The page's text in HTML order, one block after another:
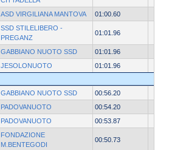
ASD VIRGILIANA MANTOVA 01:00.60
SSD STILELIBERO -
PREGANZ
01:01.96
GABBIANO NUOTO SSD
01:01.96
JESOLONUOTO 01:01.96
GABBIANO NUOTO SSD
00:56.20
PADOVANUOTO
00:54.20
PADOVANUOTO 00:53.87
FONDAZIONE
M.BENTEGODI
00:50.73